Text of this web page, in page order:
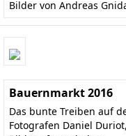
Bilder von Andreas
Bauernmarkt 2016
Das bunte Treiben auf
Fotografen Daniel